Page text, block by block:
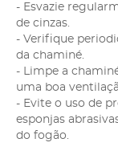
- Esvazie
de cinzas.
- Verifique
da chaminé.
- Limpe a
uma boa
- Evite o uso de
esponjas
do fogão.